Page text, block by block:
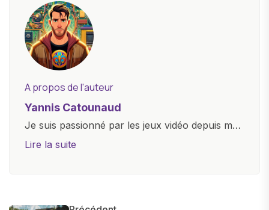
A propos de l'auteur
Yannis Catounaud
Je suis passionné par les jeux vidéo depuis mon
plus jeune âge. Mon amour pour l'univers
Lire la suite